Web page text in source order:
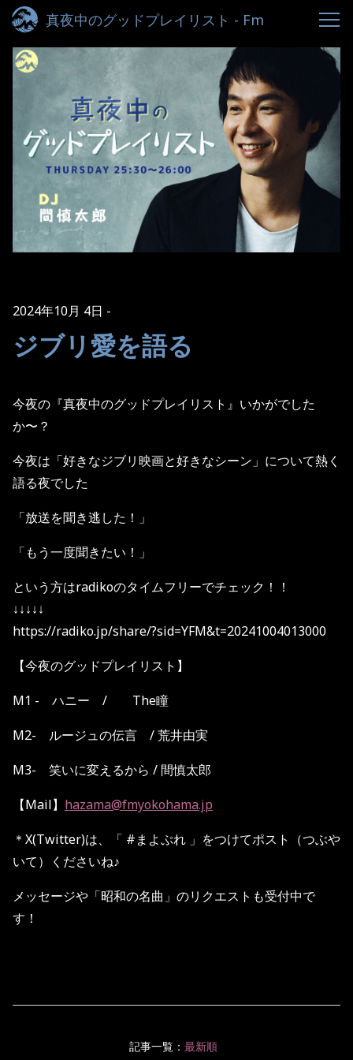
真夜中のグッドプレイリスト - Fm
yokohama 84.7
2024年10月 4日
ジブリ愛を語る
今夜の『真夜中のグッドプレイリスト』いかがでした
か〜？
今夜は「好きなジブリ映画と好きなシーン」について熱く
語る夜でした
「放送を聞き逃した！」
「もう一度聞きたい！」
という方はradikoのタイムフリーでチェック！！
↓↓↓↓↓
https://radiko.jp/share/?sid=YFM&t=20241004013000
【今夜のグッドプレイリスト】
M1 - ハニー / The瞳
M2- ルージュの伝言 / 荒井由実
M3- 笑いに変えるから / 間慎太郎
【Mail】 hazama@fmyokohama.jp
＊X(Twitter)は、「 #まよぷれ 」をつけてポスト（つぶや
いて）くださいね♪
メッセージや「昭和の名曲」のリクエストも受付中で
す！
記事一覧： 最新順